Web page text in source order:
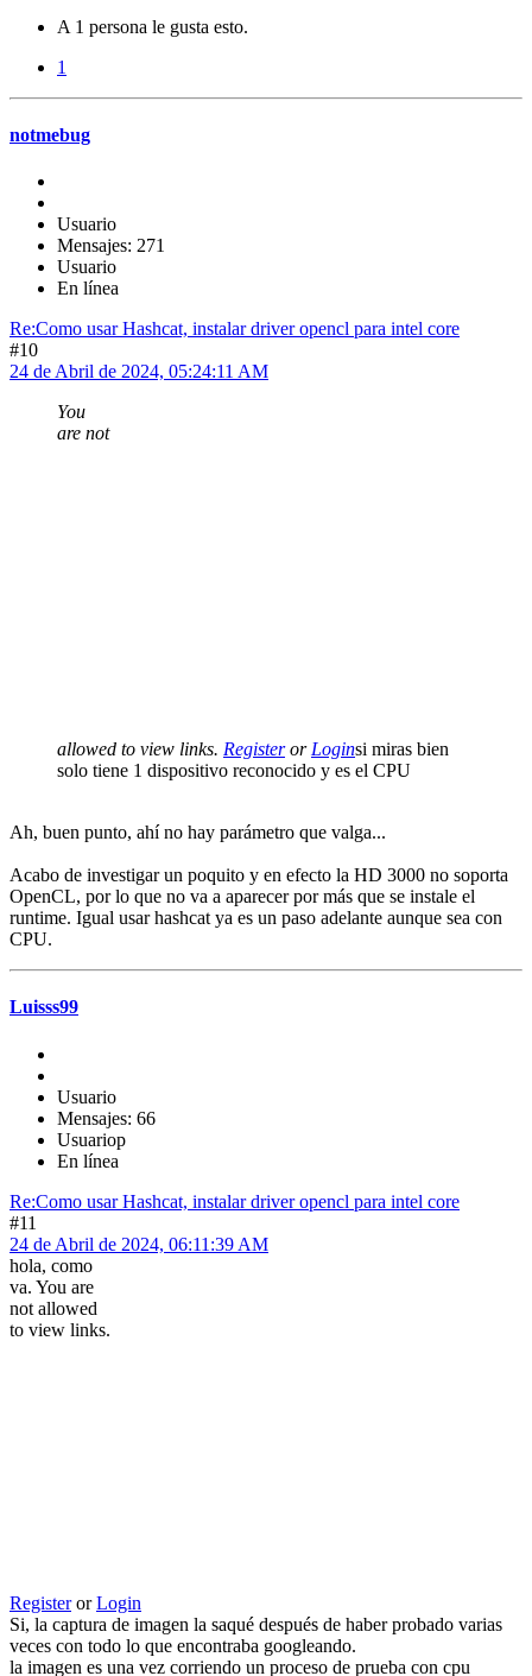
A 1 persona le gusta esto.
1
notmebug
Usuario
Mensajes: 271
Usuario
En línea
Re:Como usar Hashcat, instalar driver opencl para intel core
#10
24 de Abril de 2024, 05:24:11 AM
You
are not
allowed to view links. Registeror Loginsi miras bien
solo tiene 1 dispositivo reconocido y es el CPU
Ah, buen punto, ahí no hay parámetro que valga...
Acabo de investigar un poquito y en efecto la HD 3000 no soporta
OpenCL, por lo que no va a aparecer por más que se instale el
runtime. Igual usar hashcat ya es un paso adelante aunque sea con
CPU.
Luisss99
Usuario
Mensajes: 66
Usuariop
En línea
Re:Como usar Hashcat, instalar driver opencl para intel core
#11
24 de Abril de 2024, 06:11:39 AM
hola, como
va. You are
not allowed
to view links.
RegisterorLogin
Si, la captura de imagen la saqué después de haber probado varias
veces con todo lo que encontraba googleando.
la imagen es una vez corriendo un proceso de prueba con cpu